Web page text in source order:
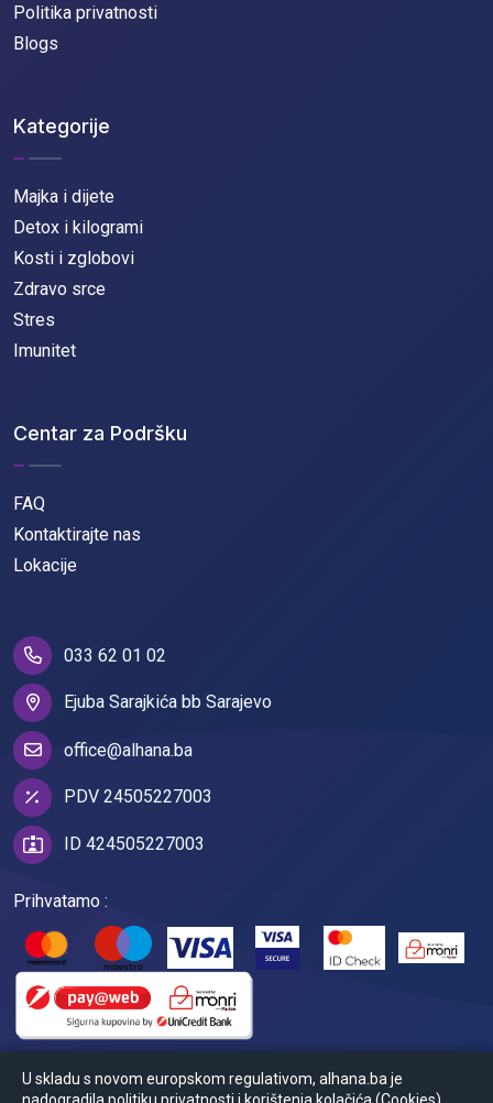
Politika privatnosti
Blogs
Kategorije
Majka i dijete
Detox i kilogrami
Kosti i zglobovi
Zdravo srce
Stres
Imunitet
Centar za Podršku
FAQ
Kontaktirajte nas
Lokacije
033 62 01 02
Ejuba Sarajkića bb Sarajevo
office@alhana.ba
PDV 24505227003
ID 424505227003
Prihvatamo :
U skladu s novom europskom regulativom, alhana.ba je